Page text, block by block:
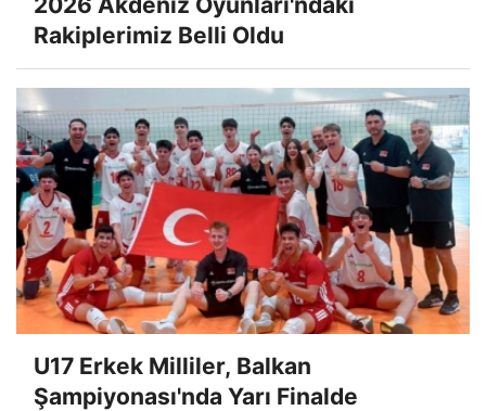
Rakiplerimiz Belli Oldu
U17 Erkek Milliler, Balkan
Şampiyonası'nda Yarı Finalde